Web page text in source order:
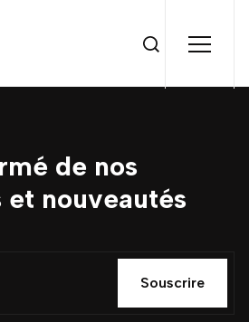
de nos
nouveautés
Souscrire